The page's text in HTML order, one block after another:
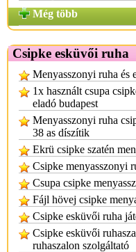
Még több
Csipke esküvői ruha
Menyasszonyi ruha és
1x használt csupa
eladó budapest
Menyasszonyi ruha
38 as díszítik
Ekrü csipke szatén
Csipke menyasszonyi
Csupa csipke
Fájl hövej csipke
Csipke esküvői ruha
Csipke esküvői
ruhaszalon szolgáltató